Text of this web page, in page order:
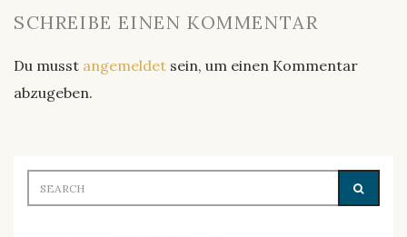
SCHREIBE EINEN KOMMENTAR
Du musst angemeldet sein, um einen Kommentar
abzugeben.
Search
for: